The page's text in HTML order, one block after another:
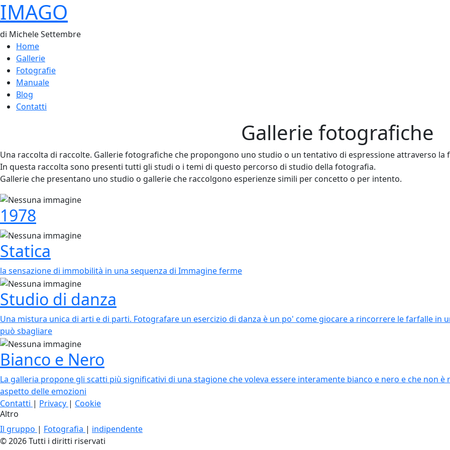
IMAGO
di Michele Settembre
Home
Gallerie
Fotografie
Manuale
Blog
Contatti
Gallerie fotografiche
Una raccolta di raccolte. Gallerie fotografiche che propongono uno studio o un tentativo di espressione attraverso la
In questa raccolta sono presenti tutti gli studi o i temi di questo percorso di studio della fotografia.
Gallerie che presentano uno studio o gallerie che raccolgono esperienze simili per concetto o per intento.
1978
Statica
la sensazione di immobilità in una sequenza di Immagine ferme
Studio di danza
Una mistura unica di arti e di parti. Fotografare un esercizio di danza è un po' come giocare a rincorrere le farfalle in
può sbagliare
Bianco e Nero
La galleria propone gli scatti più significativi di una stagione che voleva essere interamente bianco e nero e che non
aspetto delle emozioni
Contatti | Privacy | Cookie
Altro
Il gruppo | Fotografia | indipendente
© 2026 Tutti i diritti riservati